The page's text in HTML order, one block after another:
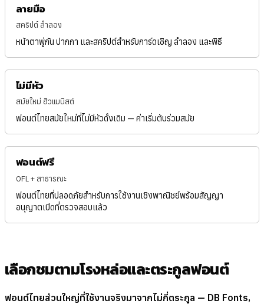
ลายมือ
สคริปต์ ลำลอง
หน้าตาพู่กัน ปากกา และสคริปต์สำหรับการ์ดเชิญ ลำลอง และพิธี
ไม่มีหัว
สมัยใหม่ ฮิวแมนิสต์
ฟอนต์ไทยสมัยใหม่ที่ไม่มีหัวดั้งเดิม — ค่าเริ่มต้นร่วมสมัย
ฟอนต์ฟรี
OFL + สาธารณะ
ฟอนต์ไทยที่ปลอดภัยสำหรับการใช้งานเชิงพาณิชย์พร้อมสัญญา
อนุญาตเปิดที่ตรวจสอบแล้ว
เลือกชมตามโรงหล่อและตระกูลฟอนต์
ฟอนต์ไทยส่วนใหญ่ที่ใช้งานจริงมาจากไม่กี่ตระกูล — DB Fonts,